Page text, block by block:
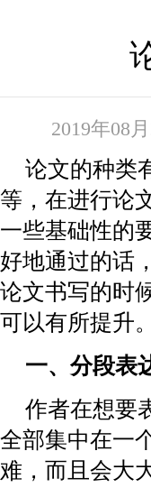
2019年08
论文的种类
等，在进行论
一些基础性的
好地通过的话
论文书写的时
可以有所提升。
一、分段表
作者在想要
全部集中在一
难，而且会大